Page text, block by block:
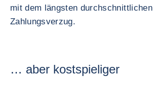
mit dem längsten durchschnittlichen
Zahlungsverzug.
… aber kostspieliger